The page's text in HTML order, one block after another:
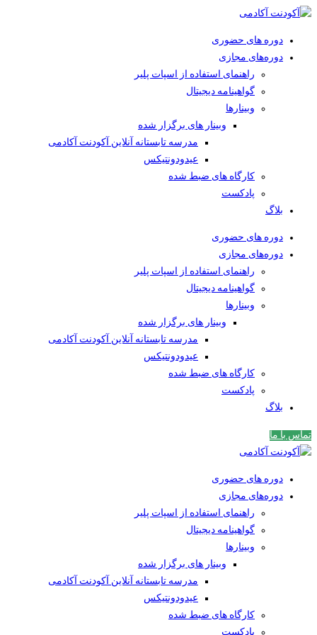
دوره های حضوری
دوره‌های مجازی
راهنمای استفاده از اسپات پلیر
گواهینامه دیجیتال
وبینار‌ها
وبینار های برگزار شده
مدرسه تابستانه آنلاین آکودنت آکادمی
عیدودونتیکس
کارگاه های ضبط شده
پادکست
بلاگ
دوره های حضوری
دوره‌های مجازی
راهنمای استفاده از اسپات پلیر
گواهینامه دیجیتال
وبینار‌ها
وبینار های برگزار شده
مدرسه تابستانه آنلاین آکودنت آکادمی
عیدودونتیکس
کارگاه های ضبط شده
پادکست
بلاگ
تماس با ما
دوره های حضوری
دوره‌های مجازی
راهنمای استفاده از اسپات پلیر
گواهینامه دیجیتال
وبینار‌ها
وبینار های برگزار شده
مدرسه تابستانه آنلاین آکودنت آکادمی
عیدودونتیکس
کارگاه های ضبط شده
پادکست